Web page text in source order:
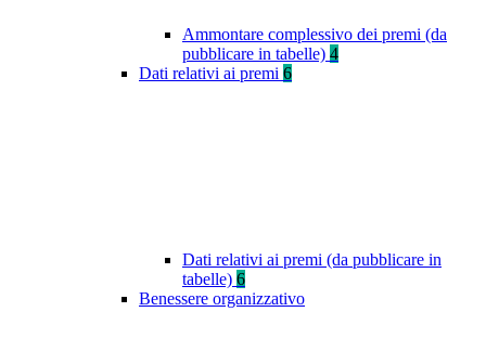
Ammontare complessivo dei premi (da
pubblicare in tabelle) 4
Dati relativi ai premi 6
Dati relativi ai premi (da pubblicare in
tabelle) 6
Benessere organizzativo